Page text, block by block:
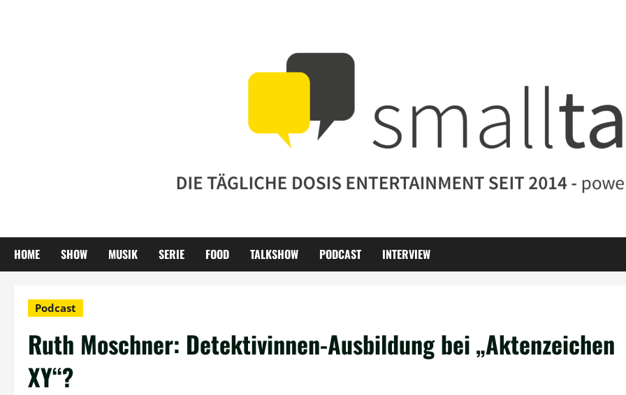
HOME SHOW MUSIK SERIE FOOD TALKSHOW PODCAST INTERVIEW
Podcast
Ruth Moschner: Detektivinnen-Ausbildung bei „Aktenzeichen
XY“?